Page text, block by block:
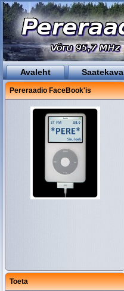
Avaleht Saatekava
Pereraadio FaceBook'is
Toeta